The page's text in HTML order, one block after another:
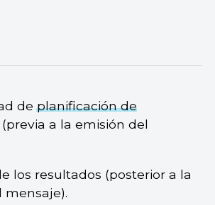
deplanificación de
a la emisión del
los resultados (posterior a la
mensaje).